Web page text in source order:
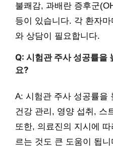
불쾌감, 과배란 증후군
등이 있습니다. 각 환자
와 상담이 필요합니다.
Q: 시험관 주사 성공률을
요?
A: 시험관 주사 성공률을
건강 관리, 영양 섭취, 스
또한, 의료진의 지시에
르는 것도 큰 도움이 됩니